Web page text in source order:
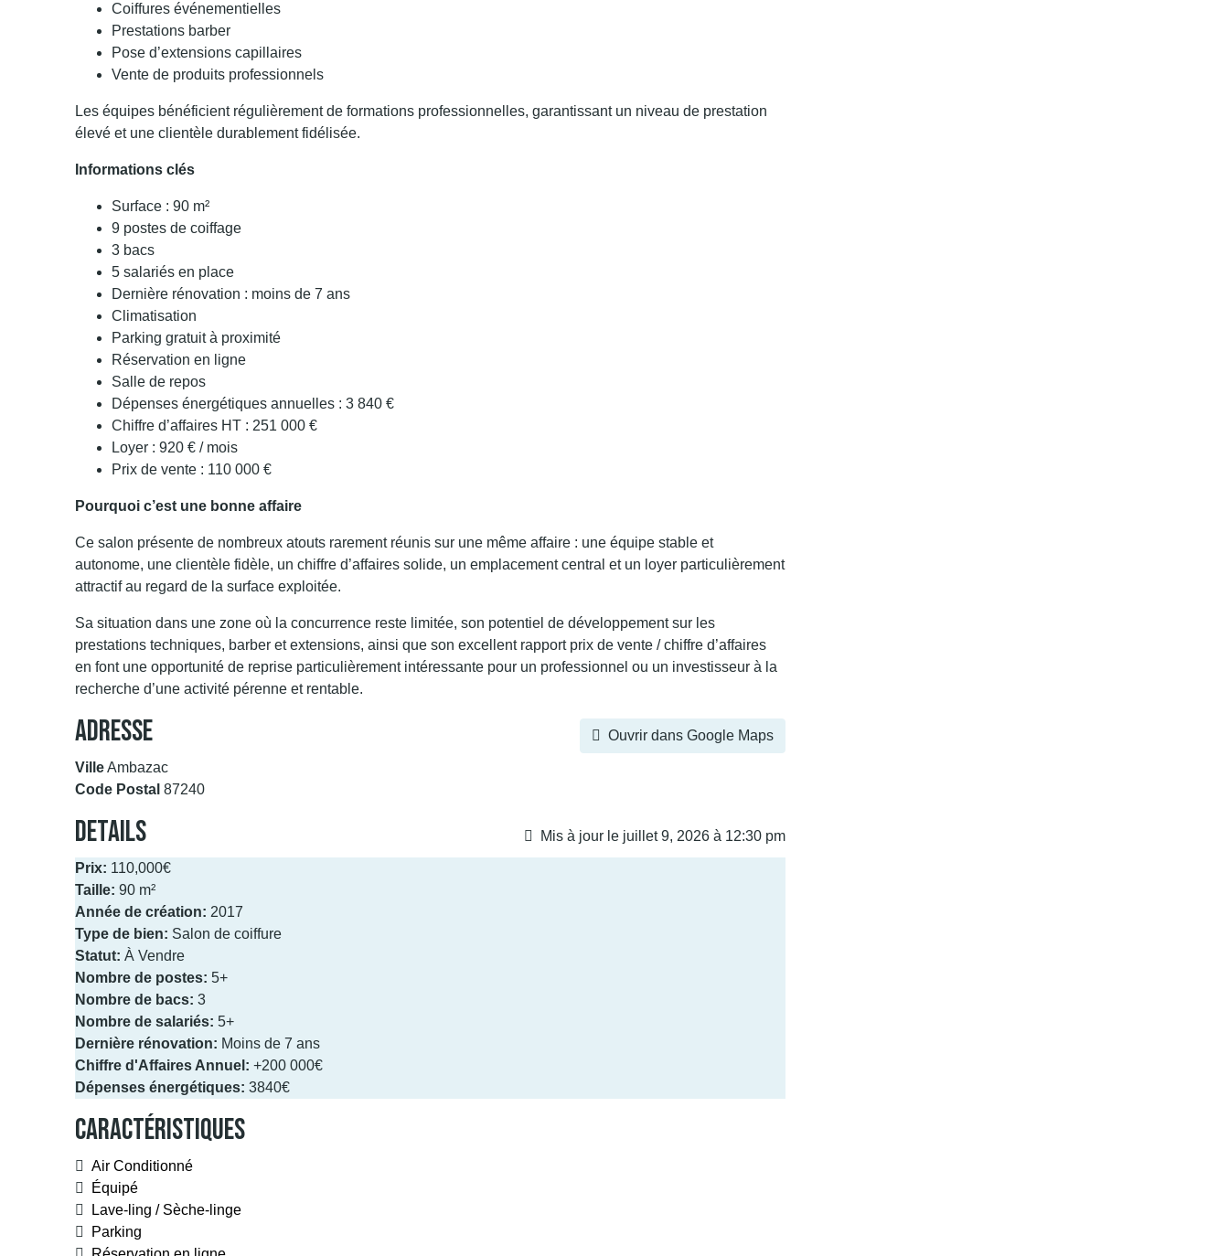
Coiffures événementielles
Prestations barber
Pose d’extensions capillaires
Vente de produits professionnels
Les équipes bénéficient régulièrement de formations professionnelles, garantissant un niveau de prestation
élevé et une clientèle durablement fidélisée.
Informations clés
Surface : 90 m²
9 postes de coiffage
3 bacs
5 salariés en place
Dernière rénovation : moins de 7 ans
Climatisation
Parking gratuit à proximité
Réservation en ligne
Salle de repos
Dépenses énergétiques annuelles : 3 840 €
Chiffre d’affaires HT : 251 000 €
Loyer : 920 € / mois
Prix de vente : 110 000 €
Pourquoi c’est une bonne affaire
Ce salon présente de nombreux atouts rarement réunis sur une même affaire : une équipe stable et
autonome, une clientèle fidèle, un chiffre d’affaires solide, un emplacement central et un loyer particulièrement
attractif au regard de la surface exploitée.
Sa situation dans une zone où la concurrence reste limitée, son potentiel de développement sur les
prestations techniques, barber et extensions, ainsi que son excellent rapport prix de vente / chiffre d’affaires
en font une opportunité de reprise particulièrement intéressante pour un professionnel ou un investisseur à la
recherche d’une activité pérenne et rentable.
Adresse Ouvrir dans Google Maps
VilleAmbazac
Code Postal 87240
Details Mis à jour le juillet 9, 2026 à 12:30 pm
Prix: 110,000€
Taille: 90 m²
Année de création: 2017
Type de bien: Salon de coiffure
Statut: À Vendre
Nombre de postes: 5+
Nombre de bacs: 3
Nombre de salariés: 5+
Dernière rénovation: Moins de 7 ans
Chiffre d'Affaires Annuel: +200 000€
Dépenses énergétiques: 3840€
Caractéristiques
Air Conditionné
Équipé
Lave-ling / Sèche-linge
Parking